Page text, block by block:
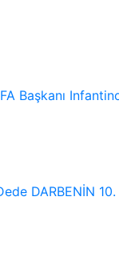
Başkanı
DARBENİN